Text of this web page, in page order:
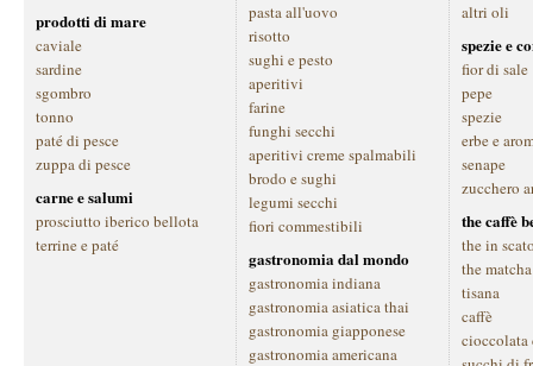
prodotti di mare
caviale
sardine
sgombro
tonno
paté di pesce
zuppa di pesce
carne e salumi
prosciutto iberico bellota
terrine e paté
pasta all'uovo
risotto
sughi e pesto
aperitivi
farine
funghi secchi
aperitivi creme spalmabili
brodo e sughi
legumi secchi
fiori commestibili
gastronomia dal mondo
gastronomia indiana
gastronomia asiatica thai
gastronomia giapponese
gastronomia americana
altri oli
spezie e
fior di sale
pepe
spezie
erbe e
senape
zucchero
the caffè
the in
the matcha
tisana
caffè
cioccolata